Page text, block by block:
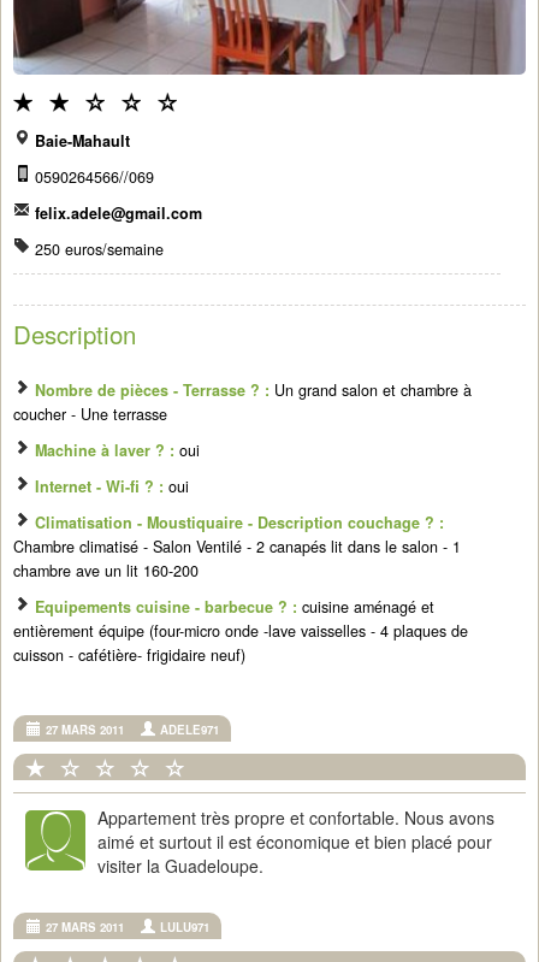
Baie-Mahault
0590264566//069
felix.adele@gmail.com
250 euros/semaine
Description
Nombre de pièces - Terrasse ? : Un grand salon et chambre à
coucher - Une terrasse
Machine à laver ? : oui
Internet - Wi-fi ? : oui
Climatisation - Moustiquaire - Description couchage ? :
Chambre climatisé - Salon Ventilé - 2 canapés lit dans le salon - 1
chambre ave un lit 160-200
Equipements cuisine - barbecue ? : cuisine aménagé et
entièrement équipe (four-micro onde -lave vaisselles - 4 plaques de
cuisson - cafétière- frigidaire neuf)
27 MARS 2011 ADELE971
Appartement très propre et confortable. Nous avons
aimé et surtout il est économique et bien placé pour
visiter la Guadeloupe.
27 MARS 2011 LULU971